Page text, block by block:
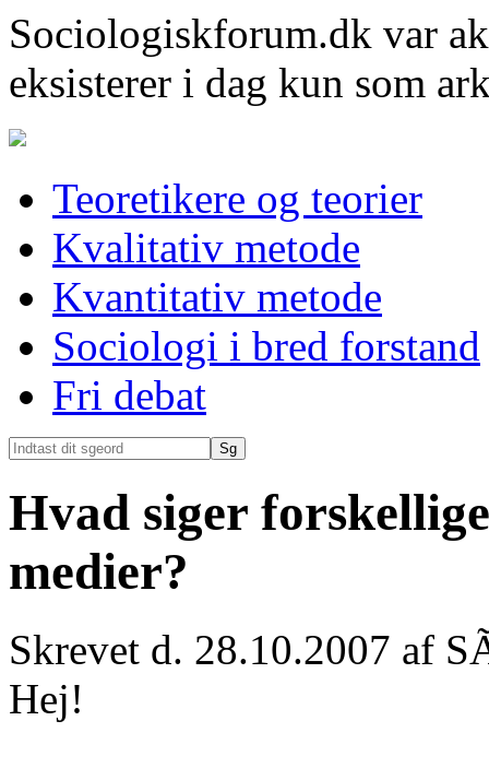
Sociologiskforum.dk var
eksisterer i dag kun som
Teoretikere og teorier
Kvalitativ metode
Kvantitativ metode
Sociologi i bred forstand
Fri debat
Hvad siger
medier?
Skrevet d. 28.10.2007 af
Hej!